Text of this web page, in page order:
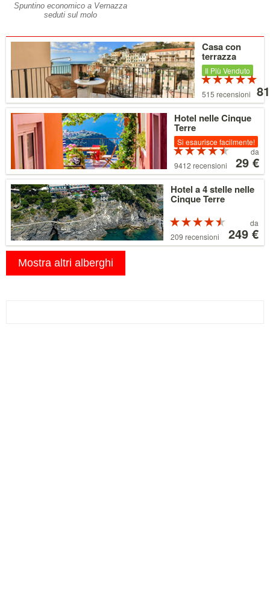
Spuntino economico a Vernazza
seduti sul molo
Casa con
terrazza
Il Più Venduto
515 recensioni a
da
Dettagli
Hotel nelle Cinque
Terre
Si esaurisce facilmente!
9412 recensioni
Prezzo
partire
da
29 €
da
29 €
Dettagli
Hotel a 4 stelle nelle
Cinque Terre
209 recensioni
Prezzo
a
partire
da
da
249 €
Dettagli
Mostra altri alberghi